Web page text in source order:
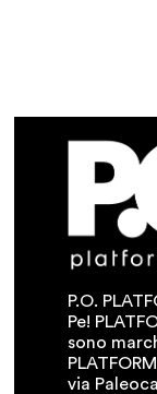
P.O.
Pe!
sono
via